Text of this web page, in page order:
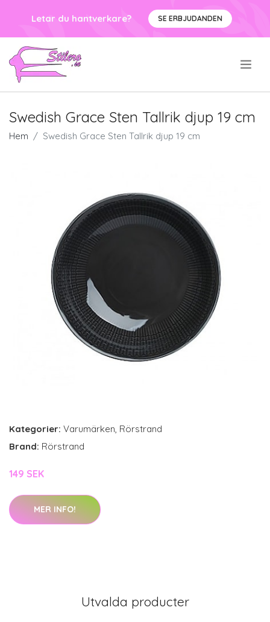
Letar du hantverkare? SE ERBJUDANDEN
Swedish Grace Sten Tallrik djup 19 cm
Hem Swedish Grace Sten Tallrik djup 19 cm
Kategorier: Varumärken Rörstrand
Brand: Rörstrand
149 SEK
MER INFO!
Utvalda producter